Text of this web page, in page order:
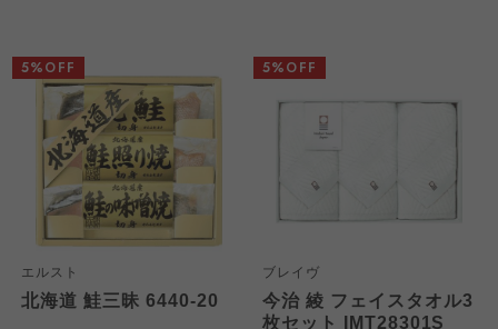
エルスト
北海道 鮭三昧 6440-20
5%OFF
ブレイヴ
今治 綾 フェイスタオル3
枚セット IMT28301S
5%OFF